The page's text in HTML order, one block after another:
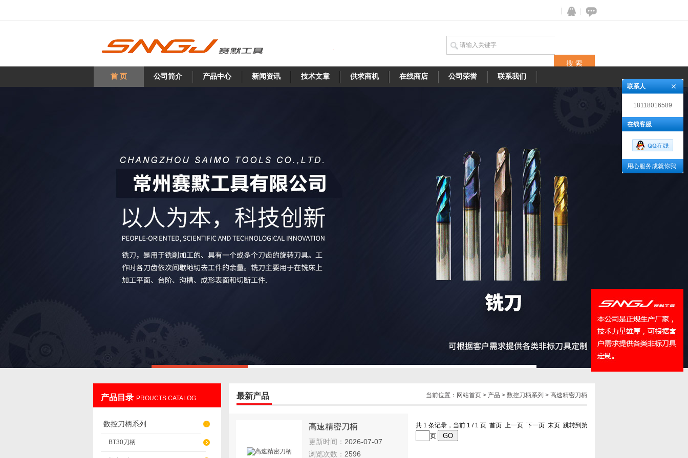
QQ
首 页 公司简介 产品中心 新闻资讯 技术文章 供求商机 在线商店 公司荣誉 联系我们
产品目录 PROUCTS CATALOG
数控刀柄系列
BT30刀柄
当前位置： 网站首页 > 产品 > 数控刀柄系列 > 高速精密刀柄
最新产品
高速精密刀柄
更新时间： 2026-07-07
浏览次数： 2596
共 1 条记录，当前 1 / 1 页 首页 上一页 下一页 末页 跳转到第
页
联系人
18118016589
在线客服
用心服务成就你我